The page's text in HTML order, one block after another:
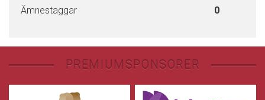
Ämnestaggar
0
PREMIUMSPONSORER